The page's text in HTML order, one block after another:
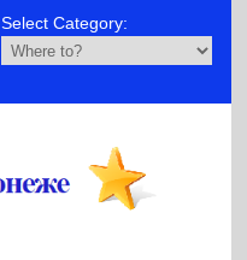
Select Category: